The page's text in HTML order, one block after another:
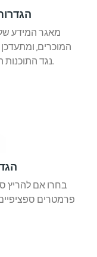
מאגר המידע
המוכרים,
נגד התוכנות הזדוניות והוירוסים החדשים ביותר.
בחרו אם להריץ
פרמטרים